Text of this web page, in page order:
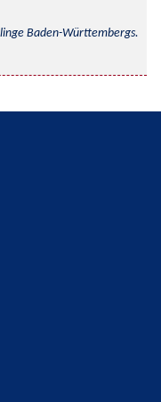
Baden-Württembergs.